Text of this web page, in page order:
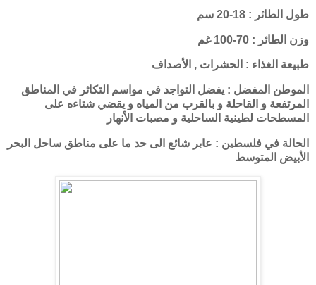
طول الطائر : 18-20 سم
وزن الطائر : 70-100 غم
طبيعة الغذاء : الحشرات , الأصداف
الموطن المفضل : يفضل التواجد في مواسم التكاثر في المناطق
المرتفعة و القاحلة و بالقرب من المياه و يقضي شتاءه على
المسطحات لطينية الساحلية و مصبات الأنهار
الحالة في فلسطين : عابر شائع الى حد ما على مناطق ساحل البحر
الأبيض المتوسط